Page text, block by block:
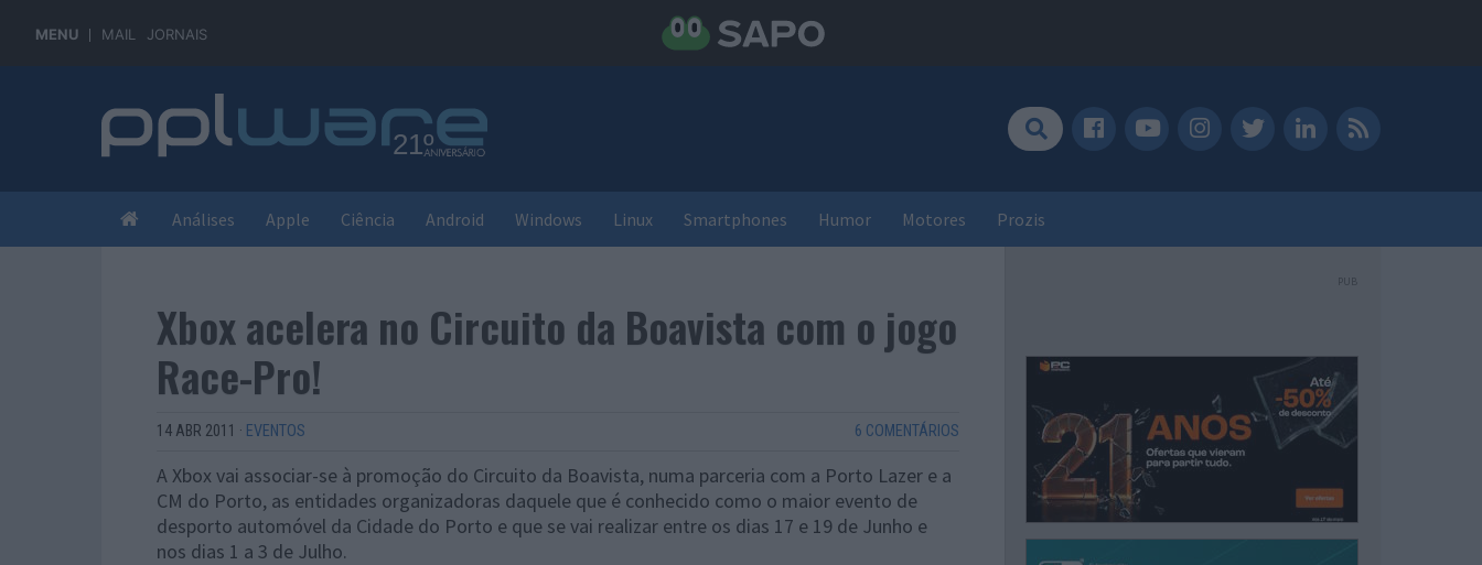
MENU MAIL JORNAIS
Análises Apple Ciência Android Windows Linux Smartphones Humor Motores Prozis
Xbox acelera no Circuito da Boavista com o jogo
Race-Pro!
14 ABR 2011 · EVENTOS 6 COMENTÁRIOS
A Xbox vai associar-se à promoção do Circuito da Boavista, numa parceria com a Porto Lazer e a
CM do Porto, as entidades organizadoras daquele que é conhecido como o maior evento de
desporto automóvel da Cidade do Porto e que se vai realizar entre os dias 17 e 19 de Junho e
nos dias 1 a 3 de Julho.
PUB